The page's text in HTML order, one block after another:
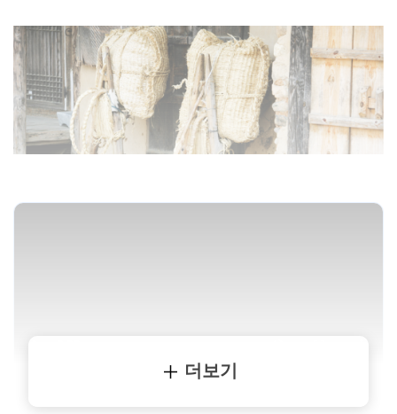
더보기